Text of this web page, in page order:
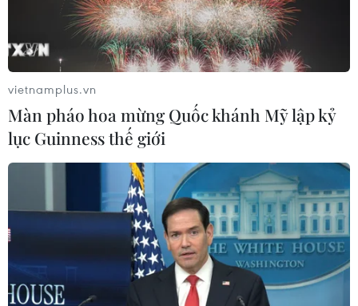
NASA công bố kính viễn vọng không gian
vietnamplus.vn
Màn pháo hoa mừng Quốc khánh Mỹ lập kỷ
lục Guinness thế giới